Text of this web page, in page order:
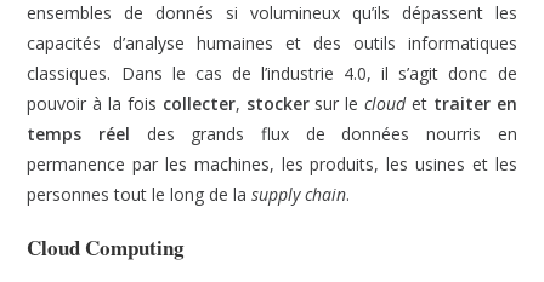
ensembles de donnés si volumineux qu’ils dépassent les
capacités d’analyse humaines et des outils informatiques
classiques. Dans le cas de l’industrie 4.0, il s’agit donc de
pouvoir à la fois collecter, stocker sur lecloud et traiter en
temps réel des grands flux de données nourris en
permanence par les machines, les produits, les usines et les
personnes tout le long de lasupply chain.
Cloud Computing